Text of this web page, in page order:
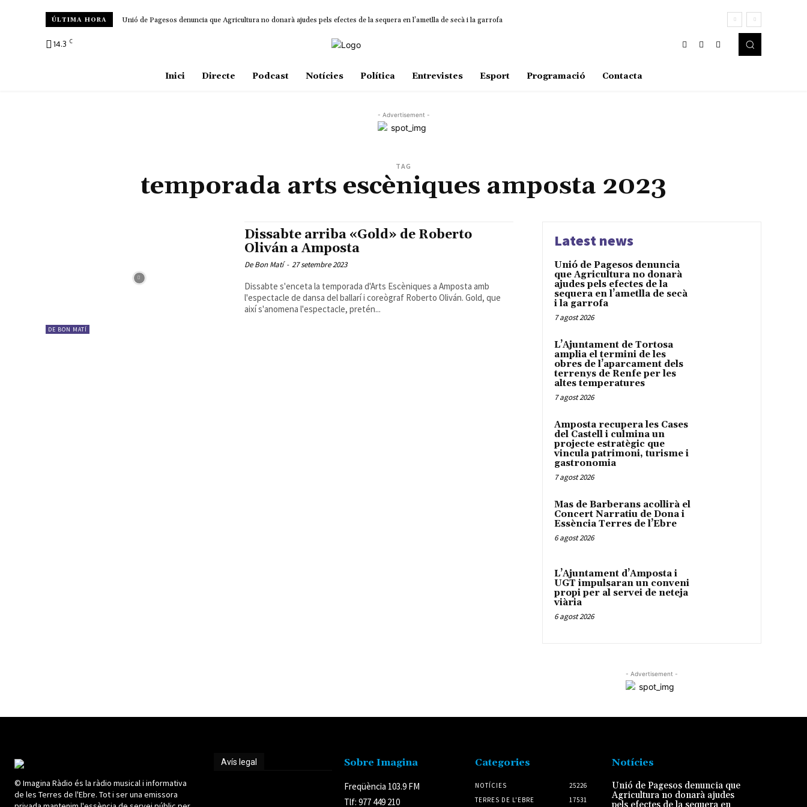
ÚLTIMA HORA Unió de Pagesos denuncia que Agricultura no donarà ajudes pels efectes de la sequera en l’ametlla de secà i la garrofa
14.3 C
Inici Directe Podcast Notícies Política Entrevistes Esport Programació Contacta
- Advertisement -
TAG
temporada arts escèniques amposta 2023
DE BON MATÍ
Dissabte arriba «Gold» de Roberto
Oliván a Amposta
De Bon Matí - 27 setembre 2023
Dissabte s'enceta la temporada d'Arts Escèniques a Amposta amb
l'espectacle de dansa del ballarí i coreògraf Roberto Oliván. Gold, que
així s'anomena l'espectacle, pretén...
Latest news
Unió de Pagesos denuncia
que Agricultura no donarà
ajudes pels efectes de la
sequera en l’ametlla de secà
i la garrofa
7 agost 2026
L’Ajuntament de Tortosa
amplia el termini de les
obres de l’aparcament dels
terrenys de Renfe per les
altes temperatures
7 agost 2026
Amposta recupera les Cases
del Castell i culmina un
projecte estratègic que
vincula patrimoni, turisme i
gastronomia
7 agost 2026
Mas de Barberans acollirà el
Concert Narratiu de Dona i
Essència Terres de l’Ebre
6 agost 2026
L’Ajuntament d’Amposta i
UGT impulsaran un conveni
propi per al servei de neteja
viària
6 agost 2026
- Advertisement -
© Imagina Ràdio és la ràdio musical i informativa
de les Terres de l'Ebre. Tot i ser una emissora
Avís legal Sobre Imagina
Freqüència 103.9 FM
Tlf: 977 449 210
Categories
NOTÍCIES
25226
TERRES DE L'EBRE
17531
Notícies
Unió de Pagesos denuncia que
Agricultura no donarà ajudes